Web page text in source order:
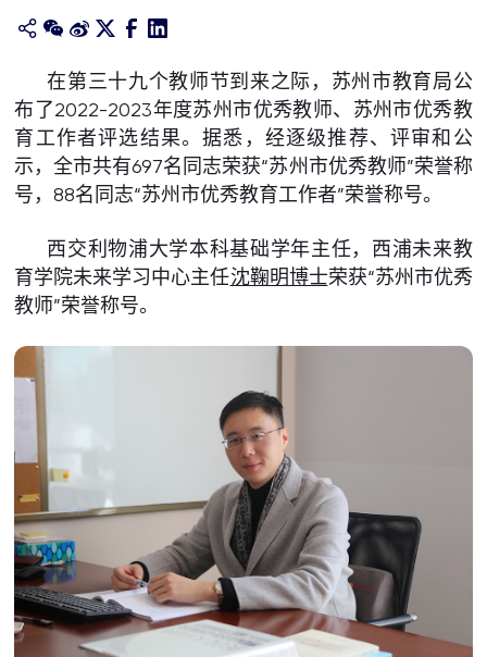
关于我们
在第三十九个教师节到来之际，苏州市教育局公
布了2022-2023年度苏州市优秀教师、苏州市优秀教
育工作者评选结果。据悉，经逐级推荐、评审和公
示，全市共有697名同志荣获“苏州市优秀教师”荣誉称
号，88名同志“苏州市优秀教育工作者”荣誉称号。
西交利物浦大学本科基础学年主任，西浦未来教
育学院未来学习中心主任沈鞠明博士荣获“苏州市优秀
教师”荣誉称号。